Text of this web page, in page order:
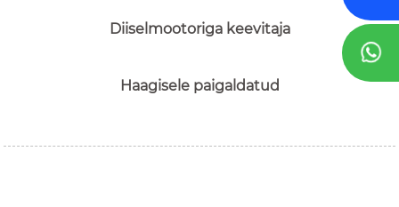
Diiselmootoriga keevitaja
Haagisele paigaldatud